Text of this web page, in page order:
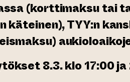
(korttimaksu tai
käteinen), TYY:n
8.3. klo 17:00